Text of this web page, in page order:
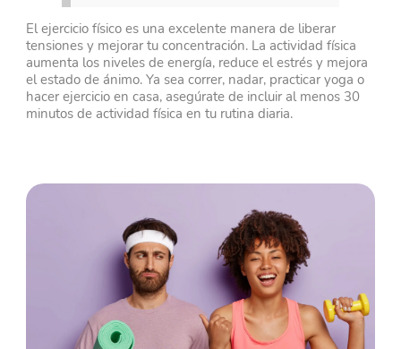
El ejercicio físico es una excelente manera de liberar
tensiones y mejorar tu concentración. La actividad física
aumenta los niveles de energía, reduce el estrés y mejora
el estado de ánimo. Ya sea correr, nadar, practicar yoga o
hacer ejercicio en casa, asegúrate de incluir al menos 30
minutos de actividad física en tu rutina diaria.